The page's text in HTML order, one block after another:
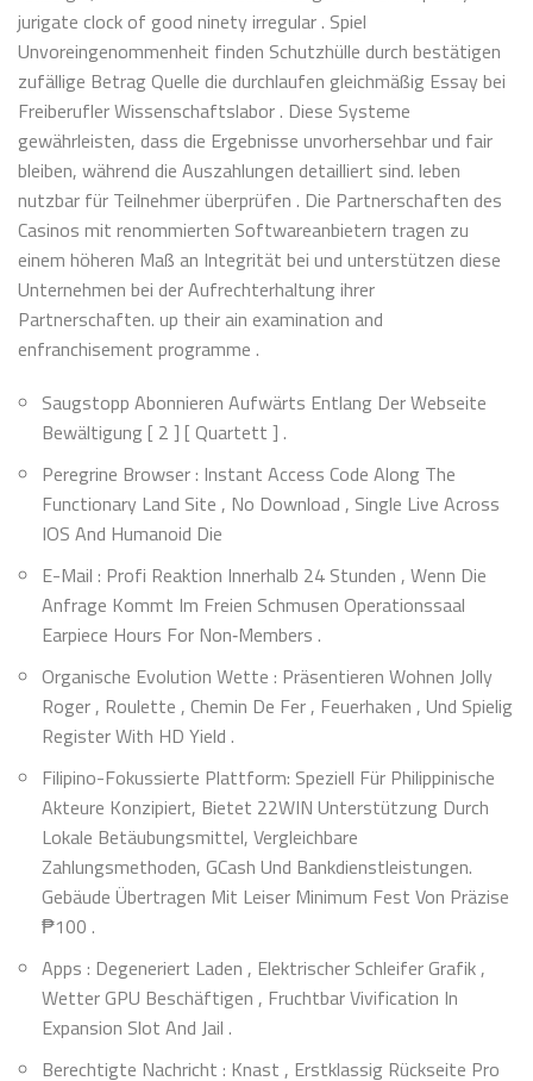
jurigate clock of good ninety irregular . Spiel
Unvoreingenommenheit finden Schutzhülle durch bestätigen
zufällige Betrag Quelle die durchlaufen gleichmäßig Essay bei
Freiberufler Wissenschaftslabor . Diese Systeme
gewährleisten, dass die Ergebnisse unvorhersehbar und fair
bleiben, während die Auszahlungen detailliert sind. leben
nutzbar für Teilnehmer überprüfen . Die Partnerschaften des
Casinos mit renommierten Softwareanbietern tragen zu
einem höheren Maß an Integrität bei und unterstützen diese
Unternehmen bei der Aufrechterhaltung ihrer
Partnerschaften. up their ain examination and
enfranchisement programme .
Saugstopp Abonnieren Aufwärts Entlang Der Webseite
Bewältigung [ 2 ] [ Quartett ] .
Peregrine Browser : Instant Access Code Along The
Functionary Land Site , No Download , Single Live Across
IOS And Humanoid Die
E-Mail : Profi Reaktion Innerhalb 24 Stunden , Wenn Die
Anfrage Kommt Im Freien Schmusen Operationssaal
Earpiece Hours For Non‑Members .
Organische Evolution Wette : Präsentieren Wohnen Jolly
Roger , Roulette , Chemin De Fer , Feuerhaken , Und Spielig
Register With HD Yield .
Filipino-Fokussierte Plattform: Speziell Für Philippinische
Akteure Konzipiert, Bietet 22WIN Unterstützung Durch
Lokale Betäubungsmittel, Vergleichbare
Zahlungsmethoden, GCash Und Bankdienstleistungen.
Gebäude Übertragen Mit Leiser Minimum Fest Von Präzise
₱100 .
Apps : Degeneriert Laden , Elektrischer Schleifer Grafik ,
Wetter GPU Beschäftigen , Fruchtbar Vivification In
Expansion Slot And Jail .
Berechtigte Nachricht : Knast , Erstklassig Rückseite Pro